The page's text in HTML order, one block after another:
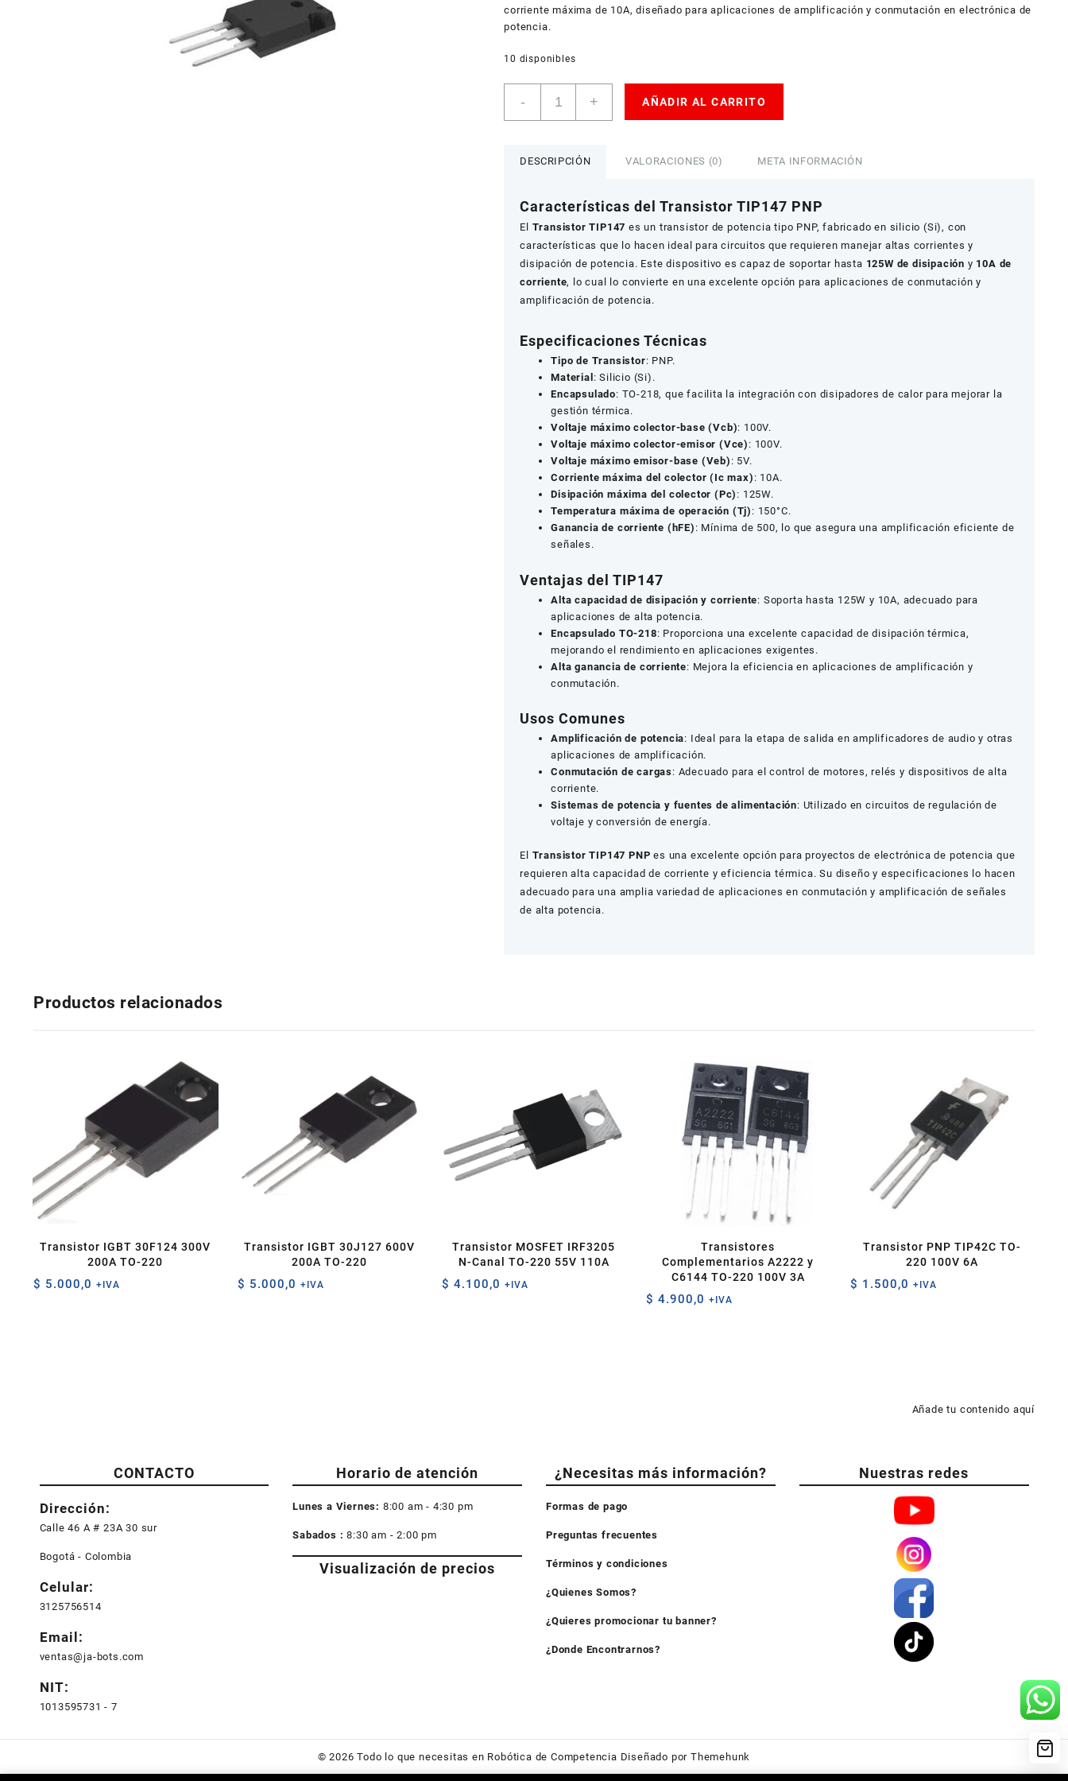
corriente máxima de 10A, diseñado para aplicaciones de amplificación y conmutación en electrónica de
potencia.
10 disponibles
-
TIP147
+ AÑADIR AL CARRITO
DESCRIPCIÓN VALORACIONES (0) META INFORMACIÓN
Características del Transistor TIP147 PNP
El Transistor TIP147 es un transistor de potencia tipo PNP, fabricado en silicio (Si), con
características que lo hacen ideal para circuitos que requieren manejar altas corrientes y
disipación de potencia. Este dispositivo es capaz de soportar hasta 125W de disipación y 10A de
corriente, lo cual lo convierte en una excelente opción para aplicaciones de conmutación y
amplificación de potencia.
Especificaciones Técnicas
Tipo de Transistor: PNP.
Material : Silicio (Si).
Encapsulado: TO-218, que facilita la integración con disipadores de calor para mejorar la
gestión térmica.
Voltaje máximo colector-base (Vcb): 100V.
Voltaje máximo colector-emisor (Vce) : 100V.
Voltaje máximo emisor-base (Veb) : 5V.
Corriente máxima del colector (Ic max) : 10A.
Disipación máxima del colector (Pc) : 125W.
Temperatura máxima de operación (Tj) : 150°C.
Ganancia de corriente (hFE) : Mínima de 500, lo que asegura una amplificación eficiente de
señales.
Ventajas del TIP147
Alta capacidad de disipación y corriente: Soporta hasta 125W y 10A, adecuado para
aplicaciones de alta potencia.
Encapsulado TO-218: Proporciona una excelente capacidad de disipación térmica,
mejorando el rendimiento en aplicaciones exigentes.
Alta ganancia de corriente: Mejora la eficiencia en aplicaciones de amplificación y
conmutación.
Usos Comunes
Amplificación de potencia: Ideal para la etapa de salida en amplificadores de audio y otras
aplicaciones de amplificación.
Conmutación de cargas: Adecuado para el control de motores, relés y dispositivos de alta
corriente.
Sistemas de potencia y fuentes de alimentación: Utilizado en circuitos de regulación de
voltaje y conversión de energía.
El Transistor TIP147 PNP es una excelente opción para proyectos de electrónica de potencia que
requieren alta capacidad de corriente y eficiencia térmica. Su diseño y especificaciones lo hacen
adecuado para una amplia variedad de aplicaciones en conmutación y amplificación de señales
de alta potencia.
Productos relacionados
Transistor IGBT 30F124 300V
200A TO-220
$ 5.000,0 +IVA
Transistor IGBT 30J127 600V
200A TO-220
$ 5.000,0 +IVA
Transistor MOSFET IRF3205
N-Canal TO-220 55V 110A
$ 4.100,0 +IVA
Transistores
Complementarios A2222 y
C6144 TO-220 100V 3A
$ 4.900,0 +IVA
Transistor PNP TIP42C TO-
220 100V 6A
$ 1.500,0 +IVA
Añade tu contenido aquí
CONTACTO
Dirección:
Calle 46 A # 23A 30 sur
Bogotá - Colombia
Celular:
3125756514
Email:
ventas@ja-bots.com
NIT:
1013595731 - 7
Horario de atención
Lunes a Viernes: 8:00 am - 4:30 pm
Sabados :8:30 am - 2:00 pm
Visualización de precios
¿Necesitas más información?
Formas de pago
Preguntas frecuentes
Términos y condiciones
¿Quienes Somos?
¿Quieres promocionar tu banner?
¿Donde Encontrarnos?
Nuestras redes
© 2026Todo lo que necesitas en Robótica de Competencia Diseñado por Themehunk